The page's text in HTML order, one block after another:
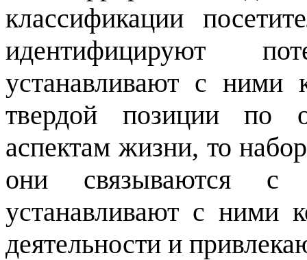
классификации
идентифицируют
устанавливают с ними
твердой позиции по
аспектам жизни, то
они связываются с
устанавливают с ними
деятельности и